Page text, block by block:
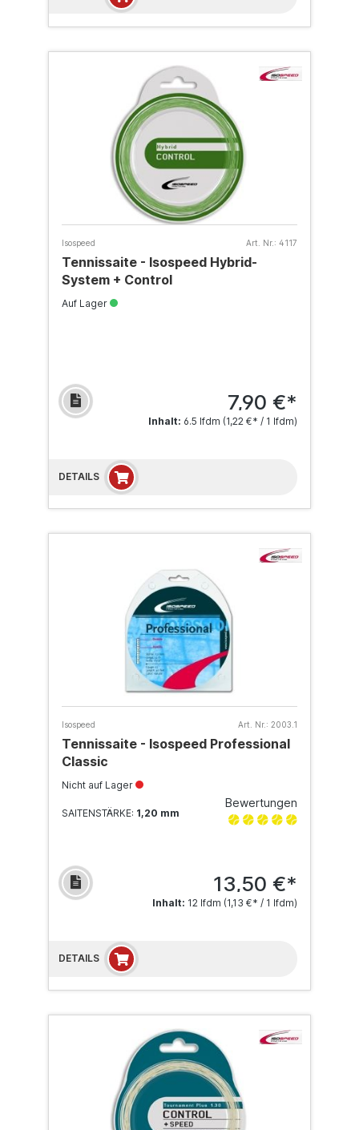
Isospeed Art. Nr.: 4117
Tennissaite - Isospeed Hybrid-
System + Control
Auf Lager
7,90 €*
Inhalt: 6.5 lfdm (1,22 €* / 1 lfdm)
DETAILS
Isospeed Art. Nr.: 2003.1
Tennissaite - Isospeed Professional
Classic
Nicht auf Lager
Bewertungen
SAITENSTÄRKE: 1,20 mm
13,50 €*
Inhalt: 12 lfdm (1,13 €* / 1 lfdm)
DETAILS